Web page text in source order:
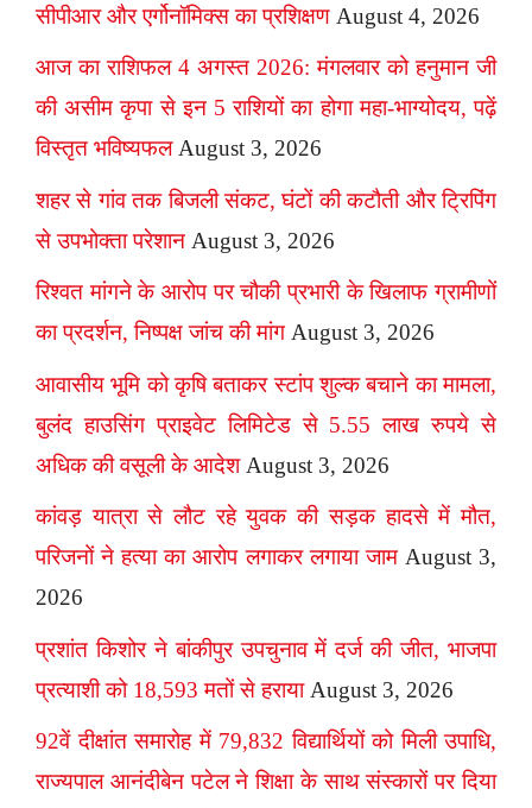
सीपीआर और एर्गोनॉमिक्स का प्रशिक्षण August 4, 2026
आज का राशिफल 4 अगस्त 2026: मंगलवार को हनुमान जी
की असीम कृपा से इन 5 राशियों का होगा महा-भाग्योदय, पढ़ें
विस्तृत भविष्यफल August 3, 2026
शहर से गांव तक बिजली संकट, घंटों की कटौती और ट्रिपिंग
से उपभोक्ता परेशान August 3, 2026
रिश्वत मांगने के आरोप पर चौकी प्रभारी के खिलाफ ग्रामीणों
का प्रदर्शन, निष्पक्ष जांच की मांग August 3, 2026
आवासीय भूमि को कृषि बताकर स्टांप शुल्क बचाने का मामला,
बुलंद हाउसिंग प्राइवेट लिमिटेड से 5.55 लाख रुपये से
अधिक की वसूली के आदेश August 3, 2026
कांवड़ यात्रा से लौट रहे युवक की सड़क हादसे में मौत,
परिजनों ने हत्या का आरोप लगाकर लगाया जाम August 3,
2026
प्रशांत किशोर ने बांकीपुर उपचुनाव में दर्ज की जीत, भाजपा
प्रत्याशी को 18,593 मतों से हराया August 3, 2026
92वें दीक्षांत समारोह में 79,832 विद्यार्थियों को मिली उपाधि,
राज्यपाल आनंदीबेन पटेल ने शिक्षा के साथ संस्कारों पर दिया